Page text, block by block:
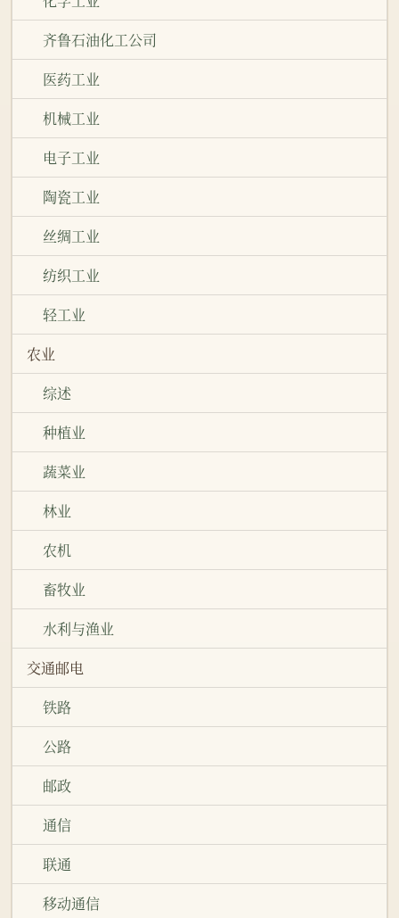
齐鲁石油化工公司
医药工业
机械工业
电子工业
陶瓷工业
丝绸工业
纺织工业
轻工业
农业
综述
种植业
蔬菜业
林业
农机
畜牧业
水利与渔业
交通邮电
铁路
公路
邮政
通信
联通
移动通信